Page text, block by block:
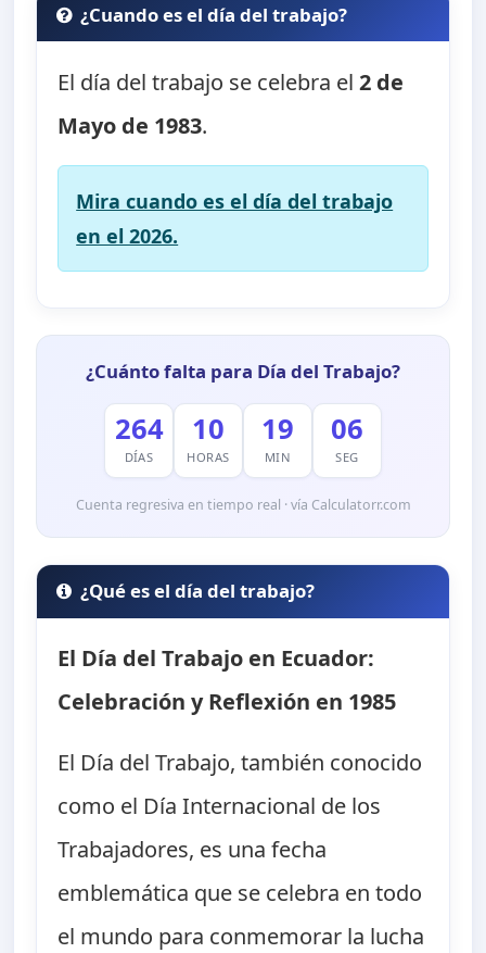
¿Cuando es el día del trabajo?
El día del trabajo se celebra el2 de
Mayo de 1983.
Mira cuando es el día del trabajo
en el 2026.
¿Cuánto falta para Día del Trabajo?
264
DÍAS
10
HORAS
19
MIN
05
SEG
Cuenta regresiva en tiempo real · vía Calculatorr.com
¿Qué es el día del trabajo?
El Día del Trabajo en Ecuador:
Celebración y Reflexión en 1985
El Día del Trabajo, también conocido
como el Día Internacional de los
Trabajadores, es una fecha
emblemática que se celebra en todo
el mundo para conmemorar la lucha